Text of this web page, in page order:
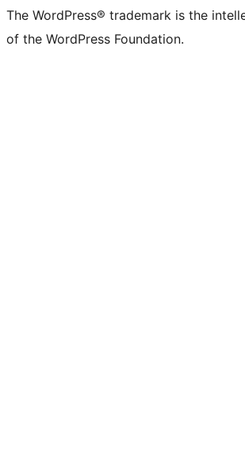
The WordPress® trademark is the
of the WordPress Foundation.